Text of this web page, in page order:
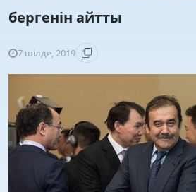
бергенін айтты
7 шілде, 2019